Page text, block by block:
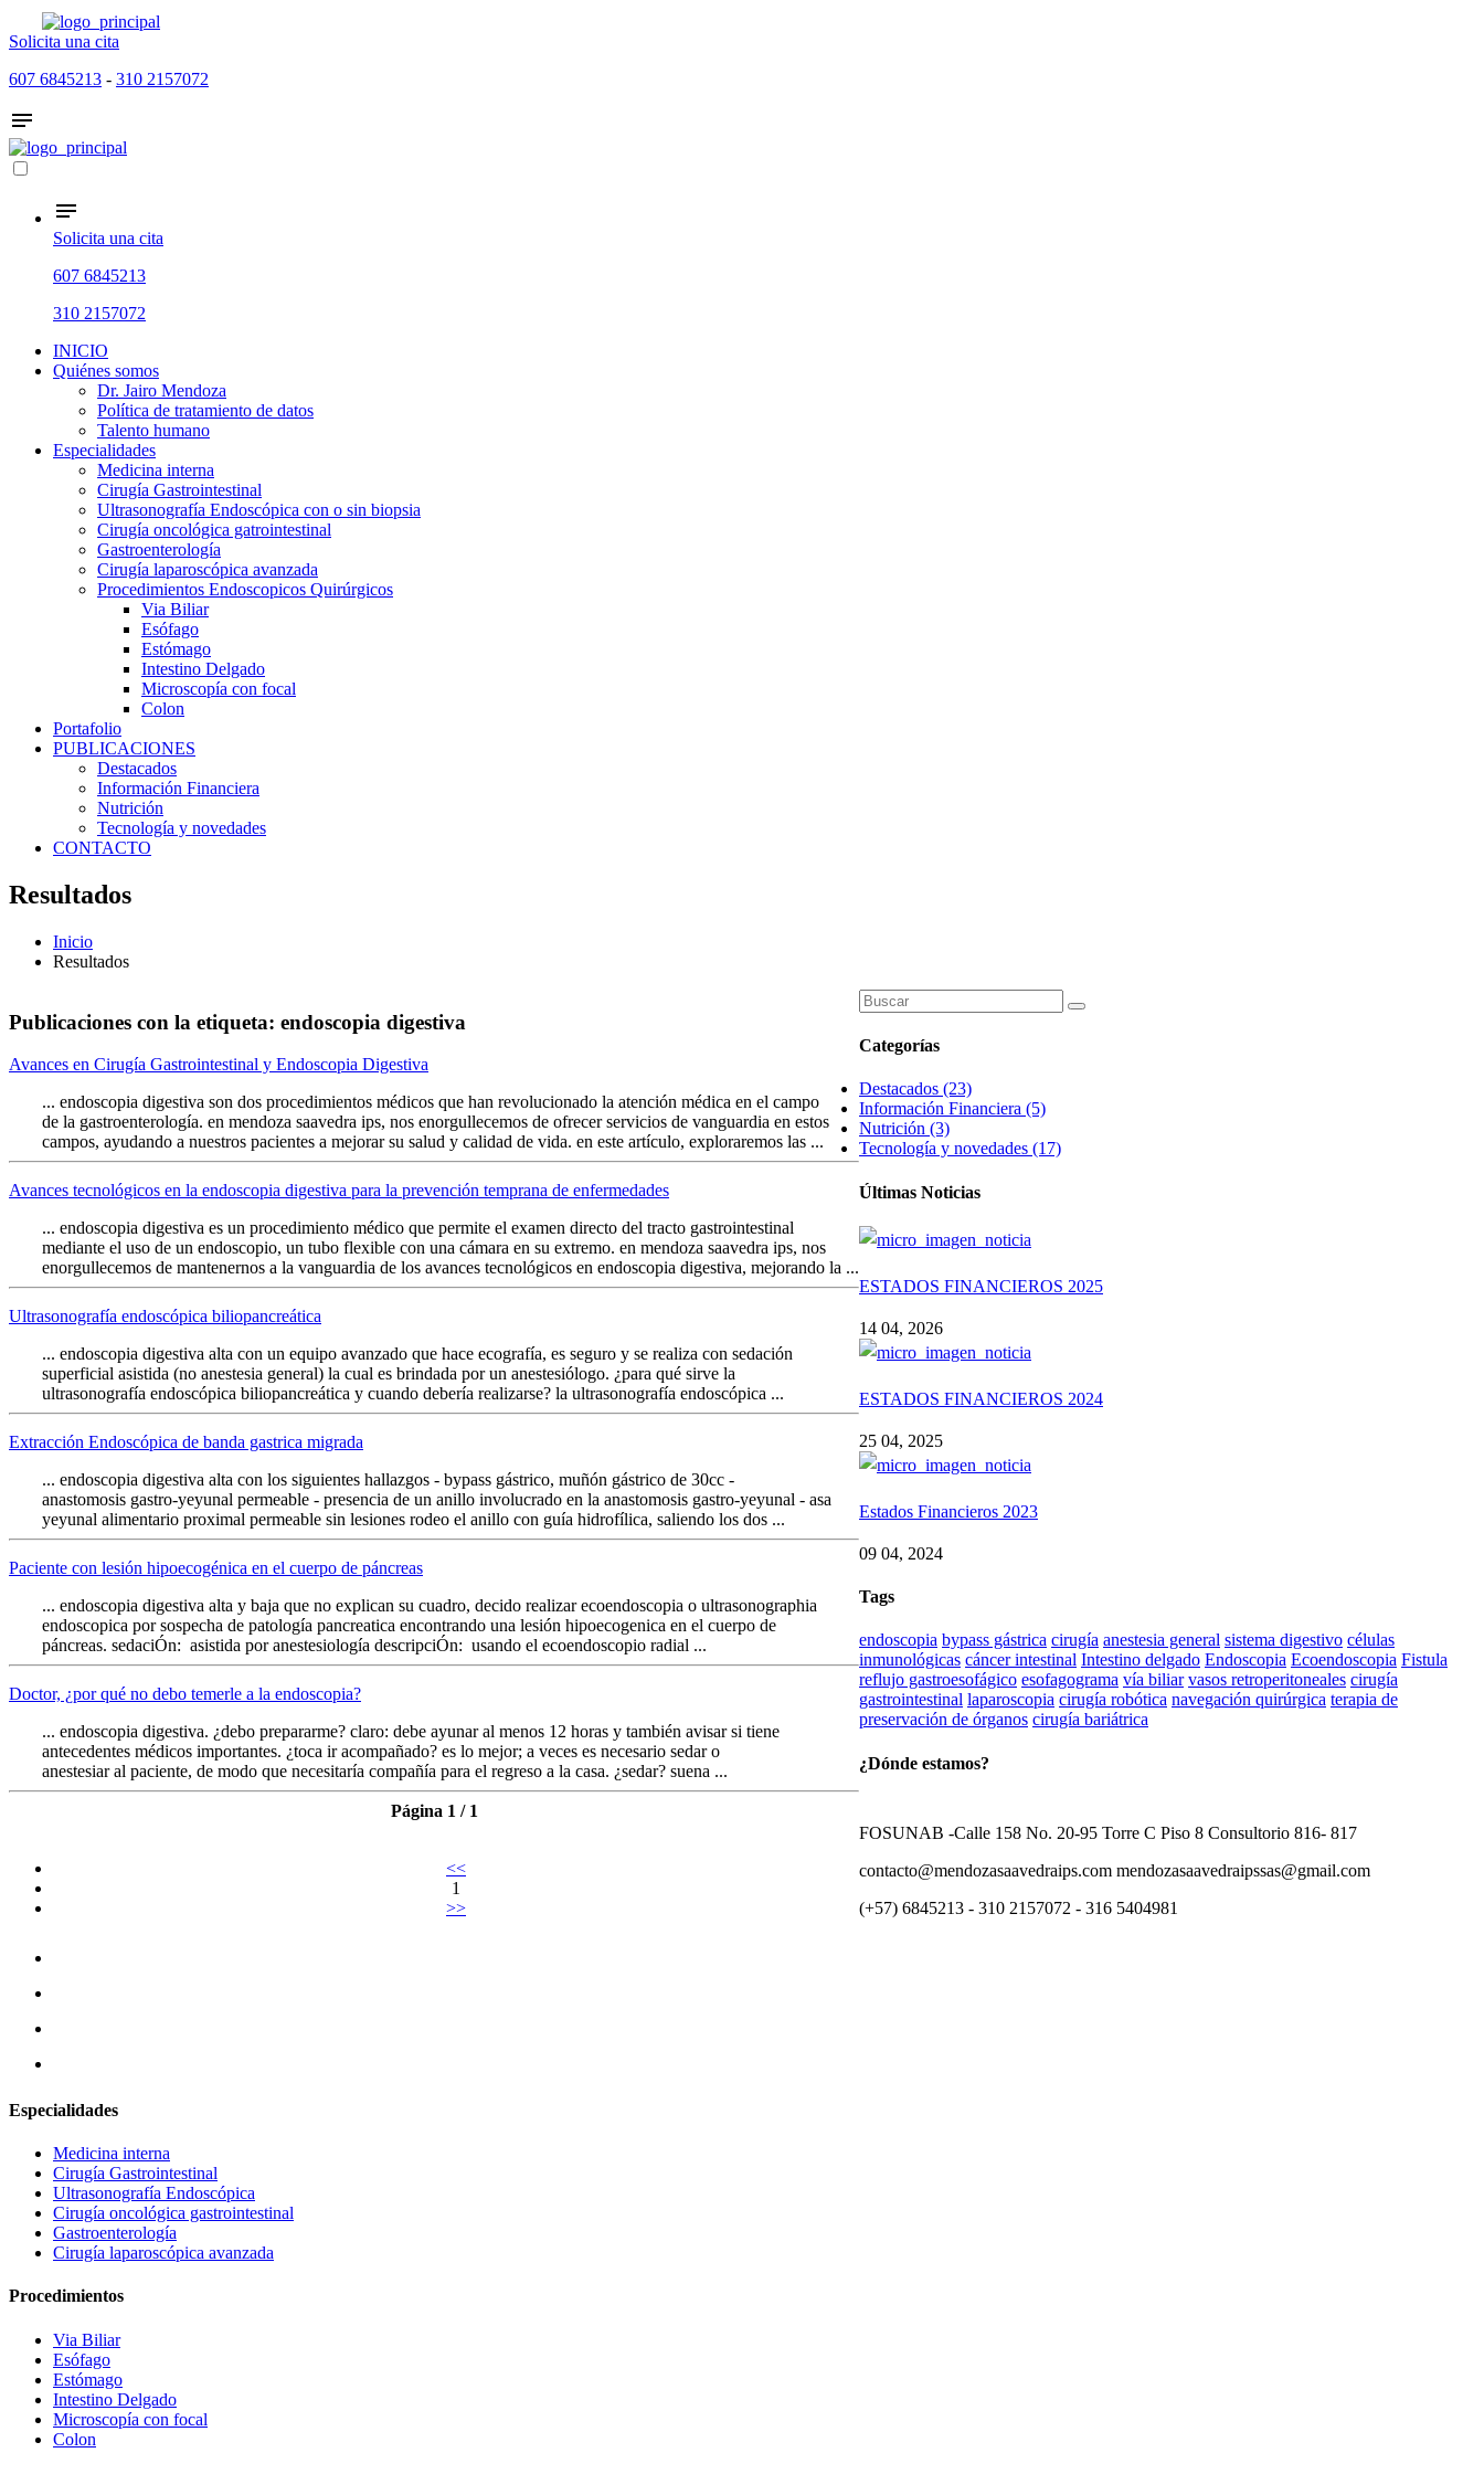
Solicita una cita
607 6845213 - 310 2157072
Solicita una cita
607 6845213
310 2157072
INICIO
Quiénes somos
Dr. Jairo Mendoza
Política de tratamiento de datos
Talento humano
Especialidades
Medicina interna
Cirugía Gastrointestinal
Ultrasonografía Endoscópica con o sin biopsia
Cirugía oncológica gatrointestinal
Gastroenterología
Cirugía laparoscópica avanzada
Procedimientos Endoscopicos Quirúrgicos
Via Biliar
Esófago
Estómago
Intestino Delgado
Microscopía con focal
Colon
Portafolio
PUBLICACIONES
Destacados
Información Financiera
Nutrición
Tecnología y novedades
CONTACTO
Resultados
Inicio
Resultados
Publicaciones con la etiqueta: endoscopia digestiva
Avances en Cirugía Gastrointestinal y Endoscopia Digestiva
... endoscopia digestiva son dos procedimientos médicos que han revolucionado la atención médica en el campo
de la gastroenterología. en mendoza saavedra ips, nos enorgullecemos de ofrecer servicios de vanguardia en estos
campos, ayudando a nuestros pacientes a mejorar su salud y calidad de vida. en este artículo, exploraremos las ...
Avances tecnológicos en la endoscopia digestiva para la prevención temprana de enfermedades
... endoscopia digestiva es un procedimiento médico que permite el examen directo del tracto gastrointestinal
mediante el uso de un endoscopio, un tubo flexible con una cámara en su extremo. en mendoza saavedra ips, nos
enorgullecemos de mantenernos a la vanguardia de los avances tecnológicos en endoscopia digestiva, mejorando la ...
Ultrasonografía endoscópica biliopancreática
... endoscopia digestiva alta con un equipo avanzado que hace ecografía, es seguro y se realiza con sedación
superficial asistida (no anestesia general) la cual es brindada por un anestesiólogo. ¿para qué sirve la
ultrasonografía endoscópica biliopancreática y cuando debería realizarse? la ultrasonografía endoscópica ...
Extracción Endoscópica de banda gastrica migrada
... endoscopia digestiva alta con los siguientes hallazgos - bypass gástrico, muñón gástrico de 30cc -
anastomosis gastro-yeyunal permeable - presencia de un anillo involucrado en la anastomosis gastro-yeyunal - asa
yeyunal alimentario proximal permeable sin lesiones rodeo el anillo con guía hidrofílica, saliendo los dos ...
Paciente con lesión hipoecogénica en el cuerpo de páncreas
... endoscopia digestiva alta y baja que no explican su cuadro, decido realizar ecoendoscopia o ultrasonographia
endoscopica por sospecha de patología pancreatica encontrando una lesión hipoecogenica en el cuerpo de
páncreas. sedaciÓn: asistida por anestesiología descripciÓn: usando el ecoendoscopio radial ...
Doctor, ¿por qué no debo temerle a la endoscopia?
... endoscopia digestiva. ¿debo prepararme? claro: debe ayunar al menos 12 horas y también avisar si tiene
antecedentes médicos importantes. ¿toca ir acompañado? es lo mejor; a veces es necesario sedar o
anestesiar al paciente, de modo que necesitaría compañía para el regreso a la casa. ¿sedar? suena ...
Página 1 / 1
<<
1
>>
Categorías
Destacados (23)
Información Financiera (5)
Nutrición (3)
Tecnología y novedades (17)
Últimas Noticias
ESTADOS FINANCIEROS 2025
14 04, 2026
ESTADOS FINANCIEROS 2024
25 04, 2025
Estados Financieros 2023
09 04, 2024
Tags
endoscopia bypass gástrica cirugía anestesia general sistema digestivo células
inmunológicas cáncer intestinal Intestino delgado Endoscopia Ecoendoscopia Fistula
reflujo gastroesofágico esofagograma vía biliar vasos retroperitoneales cirugía
gastrointestinal laparoscopia cirugía robótica navegación quirúrgica terapia de
preservación de órganos cirugía bariátrica
¿Dónde estamos?
FOSUNAB -Calle 158 No. 20-95 Torre C Piso 8 Consultorio 816- 817
contacto@mendozasaavedraips.com mendozasaavedraipssas@gmail.com
(+57) 6845213 - 310 2157072 - 316 5404981
Especialidades
Medicina interna
Cirugía Gastrointestinal
Ultrasonografía Endoscópica
Cirugía oncológica gastrointestinal
Gastroenterología
Cirugía laparoscópica avanzada
Procedimientos
Via Biliar
Esófago
Estómago
Intestino Delgado
Microscopía con focal
Colon